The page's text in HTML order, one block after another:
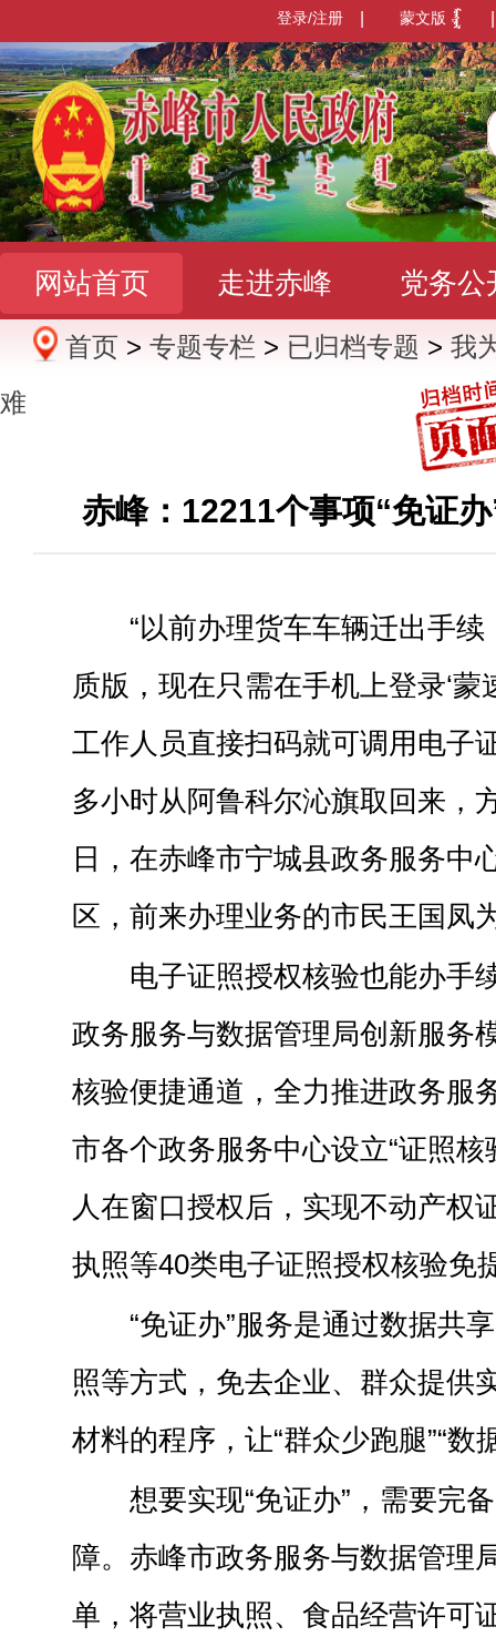
蒙文版
登录/注册
网站首页 走进赤峰 党务公
办事服务 政民互动 数据发
首页 > 专题专栏 > 已归档专题 > 我
难
赤峰：12211个事项“免证
“以前办理货车车辆迁出手
质版，现在只需在手机上登录‘蒙
工作人员直接扫码就可调用电子
多小时从阿鲁科尔沁旗取回来，
日，在赤峰市宁城县政务服务中
区，前来办理业务的市民王国凤
电子证照授权核验也能办手
政务服务与数据管理局创新服务
核验便捷通道，全力推进政务服
市各个政务服务中心设立“证照核
人在窗口授权后，实现不动产权
执照等40类电子证照授权核验免
“免证办”服务是通过数据共
照等方式，免去企业、群众提供
材料的程序，让“群众少跑腿”“数
想要实现“免证办”，需要完
障。赤峰市政务服务与数据管理
单，将营业执照、食品经营许可